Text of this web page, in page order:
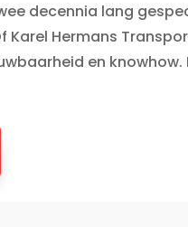
decennia lang
Karel Hermans
en